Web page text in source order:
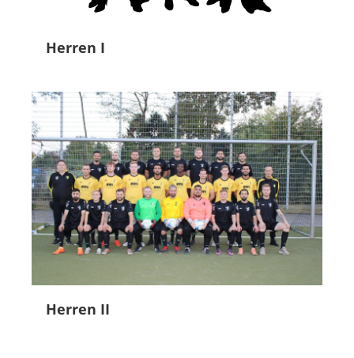
Herren I
Herren II